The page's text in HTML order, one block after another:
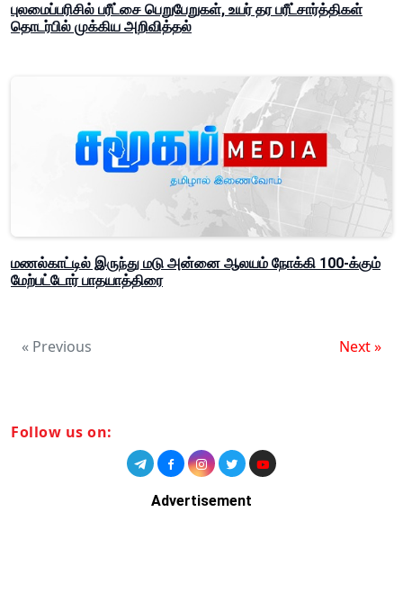
புலமைப்பரிசில் பரீட்சை பெறுபேறுகள், உயர் தர பரீட்சார்த்திகள்
தொடர்பில் முக்கிய அறிவித்தல்
மணல்காட்டில் இருந்து மடு அன்னை ஆலயம் நோக்கி 100-க்கும்
மேற்பட்டோர் பாதயாத்திரை
« Previous Next »
Follow us on:
Advertisement